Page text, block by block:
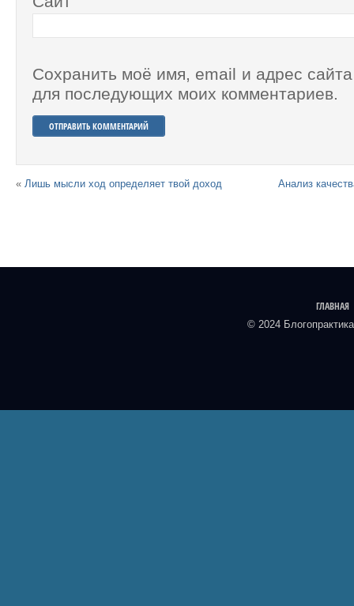
Сохранить моё имя, email и адрес
для последующих моих комментариев.
« Лишь мысли ход определяет твой доход Анализ
ГЛАВНАЯ
© 2024